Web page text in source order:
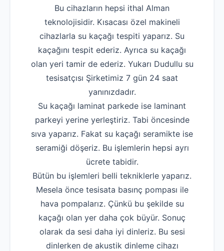
Bu cihazların hepsi ithal Alman
teknolojisidir. Kısacası özel makineli
cihazlarla su kaçağı tespiti yaparız. Su
kaçağını tespit ederiz. Ayrıca su kaçağı
olan yeri tamir de ederiz. Yukarı Dudullu su
tesisatçısı Şirketimiz 7 gün 24 saat
yanınızdadır.
Su kaçağı laminat parkede ise laminant
parkeyi yerine yerleştiriz. Tabi öncesinde
sıva yaparız. Fakat su kaçağı seramikte ise
seramiği döşeriz. Bu işlemlerin hepsi ayrı
ücrete tabidir.
Bütün bu işlemleri belli tekniklerle yaparız.
Mesela önce tesisata basınç pompası ile
hava pompalarız. Çünkü bu şekilde su
kaçağı olan yer daha çok büyür. Sonuç
olarak da sesi daha iyi dinleriz. Bu sesi
dinlerken de akustik dinleme cihazı